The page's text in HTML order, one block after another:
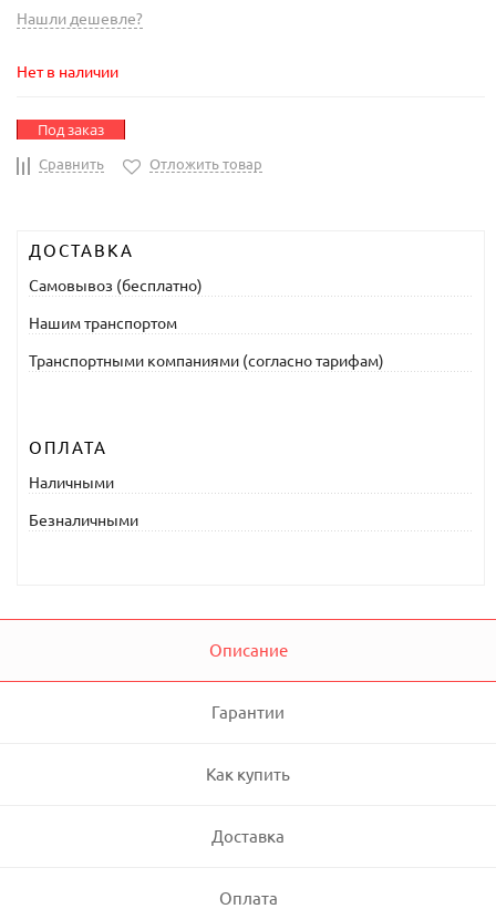
Нашли дешевле?
Нет в наличии
Под заказ
Сравнить Отложить товар
ДОСТАВКА
Самовывоз (бесплатно)
Нашим транспортом
Транспортными компаниями (согласно тарифам)
ОПЛАТА
Наличными
Безналичными
Описание
Гарантии
Как купить
Доставка
Оплата